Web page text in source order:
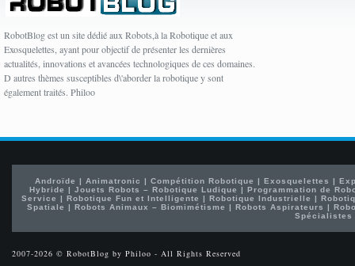
RobotBlog est un site dédié aux Robots,à la Robotique et aux
Exosquelettes, ayant pour objectif de présenter les dernières
actualités, innovations et avancées technologiques de ces domaines.
D autres thèmes susceptibles d\'aborder la robotique y sont
également traités. Philoo
Androïde | Animatronic | Compétition Robotique | Exosquelettes |
Hybride |Jouets Robots – Robotique Ludique |Programmation de
Service | Robotique Fun et Intelligente | Robotique Industrielle |
Spatiale | Robots Animaux – Biomimétisme | Robots Aspirateurs |
Spécialistes
2007-2026 © RobotBlog by Philoo - All Rights Reserved